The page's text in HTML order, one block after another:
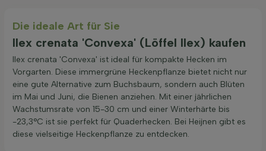
Die ideale Art für Sie
Ilex crenata 'Convexa' (Löffel Ilex) kaufen
Ilex crenata 'Convexa' ist ideal für kompakte Hecken im
Vorgarten. Diese immergrüne Heckenpflanze bietet nicht nur
eine gute Alternative zum Buchsbaum, sondern auch Blüten
im Mai und Juni, die Bienen anziehen. Mit einer jährlichen
Wachstumsrate von 15-30 cm und einer Winterhärte bis
-23,3°C ist sie perfekt für Quaderhecken. Bei Heijnen gibt es
diese vielseitige Heckenpflanze zu entdecken.